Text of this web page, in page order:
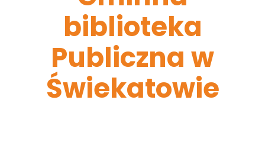
biblioteka
Publiczna w
Świekatowie